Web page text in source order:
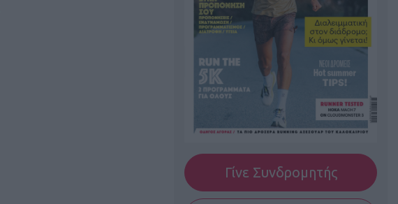
Γίνε Συνδρομητής